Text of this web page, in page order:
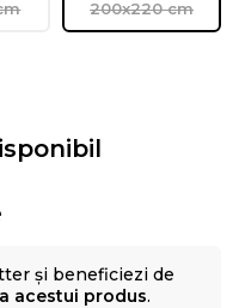
200x220 cm
și beneficiezi de
acestui produs.